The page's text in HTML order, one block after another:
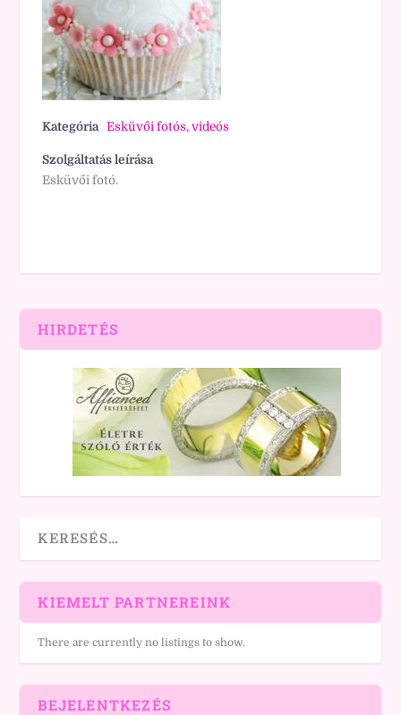
Kategória Esküvői fotós, videós
Szolgáltatás leírása
Esküvői fotó.
HIRDETÉS
KIEMELT PARTNEREINK
There are currently no listings to show.
BEJELENTKEZÉS